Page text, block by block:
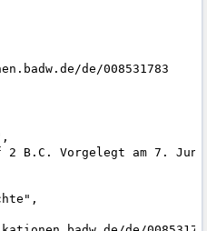
de/008531783
Vorgelegt am 7. Juni